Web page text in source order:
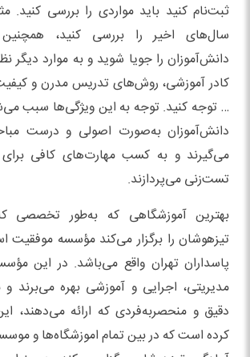
ثبت‌نام کنید باید مواردی را بررسی کنید.
سال‌های اخیر را بررسی کنید،
دانش‌آموزان را جویا شوید و به موارد دیگر
کادر آموزشی، روش‌های تدریس مدرن و
… توجه کنید. توجه به این ویژگی‌ها سبب
دانش‌آموزان به‌صورت اصولی و درست
می‌گیرند و به کسب مهارت‌های کافی
تست‌زنی می‌پردازند.
بهترین آموزشگاهی که به‌طور تخصصی
تیزهوشان را برگزار می‌کند مؤسسه موفقیت
پاسداران تهران واقع می‌باشد. در این
مدیریتی، اجرایی و آموزشی بهره می‌برند و
دقیق و منحصر‌به‌فردی که ارائه می‌دهند،
کرده است که در بین تمام اموزشگاه‌ها و